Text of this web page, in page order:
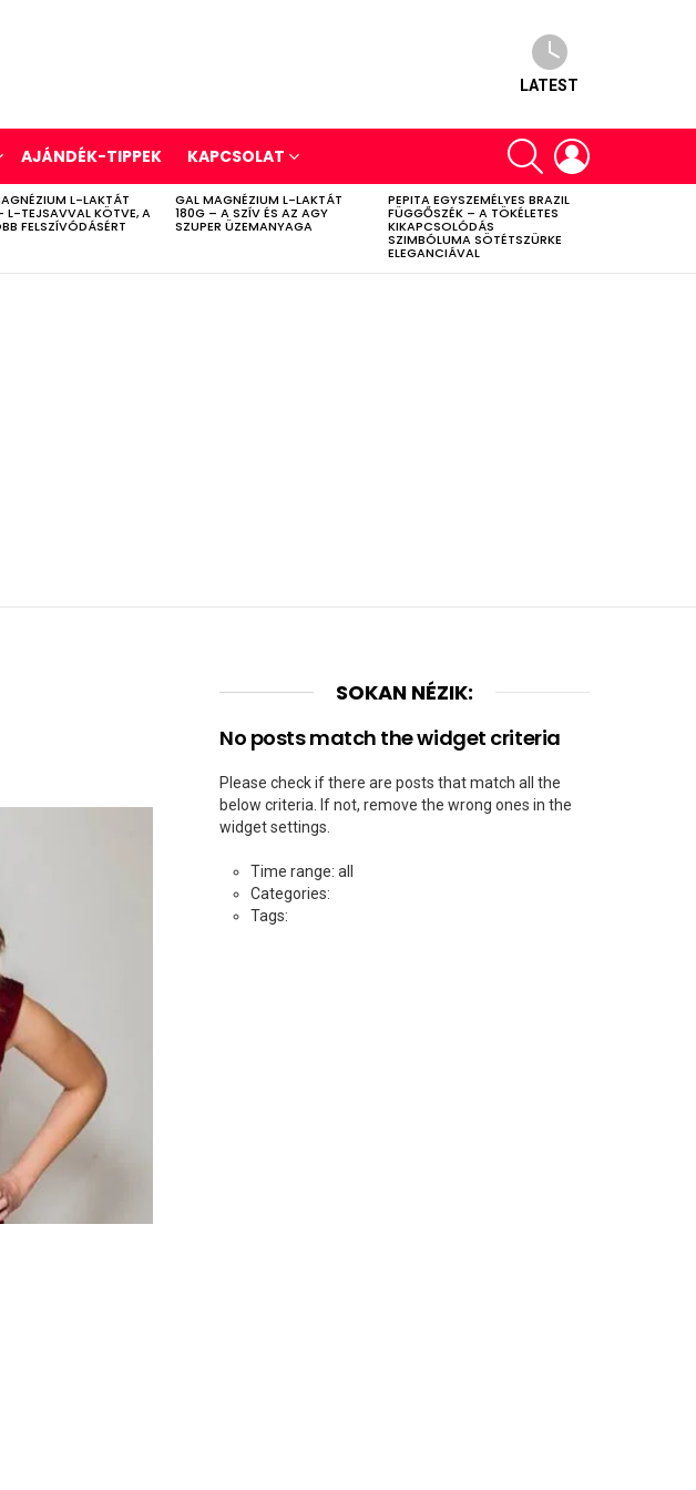
LATEST
AJÁNDÉK-TIPPEK KAPCSOLAT
SEARCH
L-LAKTÁT
L-TEJSAVVAL KÖTVE, A
FELSZÍVÓDÁSÉRT
GAL MAGNÉZIUM L-LAKTÁT
180G – A SZÍV ÉS AZ AGY
SZUPER ÜZEMANYAGA
PEPITA EGYSZEMÉLYES BRAZIL
FÜGGŐSZÉK – A TÖKÉLETES
KIKAPCSOLÓDÁS
SZIMBÓLUMA SÖTÉTSZÜRKE
ELEGANCIÁVAL
SOKAN NÉZIK:
No posts match the widget criteria
Please check if there are posts that match all the
below criteria. If not, remove the wrong ones in the
widget settings.
Time range: all
Categories:
Tags: